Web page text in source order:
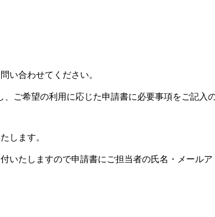
い合わせてください。
ご希望の利用に応じた申請書に必要事項をご記入
します。
たしますので申請書にご担当者の氏名・メールア